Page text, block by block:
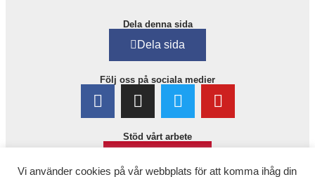
Dela denna sida
Dela sida
Följ oss på sociala medier
Stöd vårt arbete
Vi använder cookies på vår webbplats för att komma ihåg din